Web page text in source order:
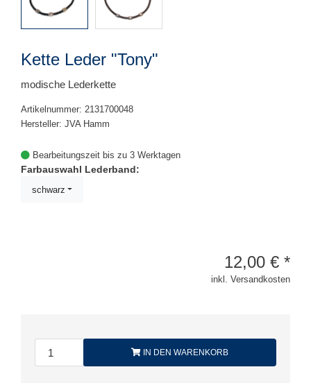
Kette Leder "Tony"
modische Lederkette
Artikelnummer: 2131700048
Hersteller: JVA Hamm
Bearbeitungszeit bis zu 3 Werktagen
Farbauswahl Lederband:
schwarz
12,00 € *
inkl. Versandkosten
IN DEN WARENKORB